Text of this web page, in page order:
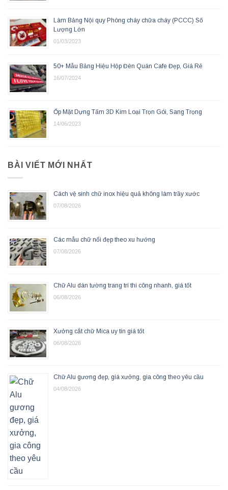
Làm Bảng Nội quy Phòng cháy chữa cháy (PCCC) Số
Lượng Lớn
01/03/2023
50+ Mẫu Bảng Hiệu Hộp Đèn Quán Cafe Đẹp, Giá Rẻ
16/07/2024
Ốp Mặt Dựng Tấm 3D Kim Loại Trọn Gói, Sang Trọng
14/06/2023
BÀI VIẾT MỚI NHẤT
Cách vệ sinh chữ inox hiệu quả không làm trầy xước
07/08/2026
Các mẫu chữ nổi đẹp theo xu hướng
07/08/2026
Chữ Alu dán tường trang trí thi công nhanh, giá tốt
06/08/2026
Xưởng cắt chữ Mica uy tín giá tốt
06/08/2026
Chữ Alu gương đẹp, giá xưởng, gia công theo yêu cầu
04/08/2026